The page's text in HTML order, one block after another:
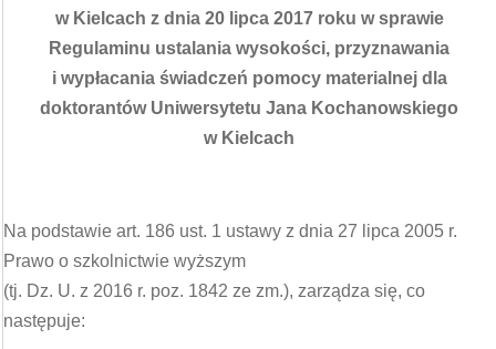
w Kielcach z dnia 20 lipca 2017 roku w sprawie
Regulaminu ustalania wysokości, przyznawania
i wypłacania świadczeń pomocy materialnej dla
doktorantów Uniwersytetu Jana Kochanowskiego
w Kielcach
Na podstawie art. 186 ust. 1 ustawy z dnia 27 lipca 2005 r.
Prawo o szkolnictwie wyższym
(tj. Dz. U. z 2016 r. poz. 1842 ze zm.), zarządza się, co
następuje: